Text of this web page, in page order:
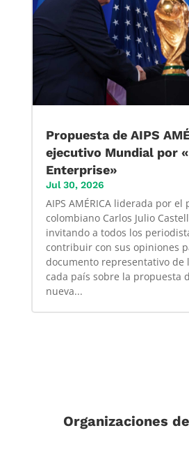
Propuesta de AIPS
ejecutivo Mundial por
Enterprise»
Jul 30, 2026
AIPS AMÉRICA liderada por el
colombiano Carlos Julio
invitando a todos los
contribuir con sus opiniones
documento representativo de
cada país sobre la propuesta
nueva...
Organizaciones